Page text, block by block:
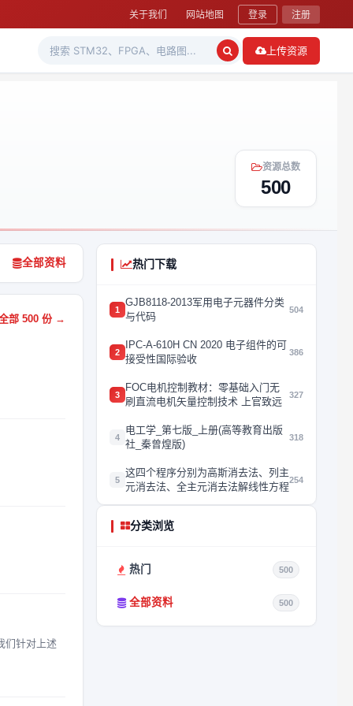
关于我们 网站地图 登录 注册
上传资源
资源总数
500
全部资料
部 500 份 →
们针对上述
热门下载
1
GJB8118-2013军用电子元器件分类
与代码
504
2
IPC-A-610H CN 2020 电子组件的可
接受性国际验收
386
3
FOC电机控制教材：零基础入门无
刷直流电机矢量控制技术 上官致远
327
4
电工学_第七版_上册(高等教育出版
社_秦曾煌版)
318
5
这四个程序分别为高斯消去法、列主
元消去法、全主元消去法解线性方程
254
分类浏览
热门 500
全部资料 500